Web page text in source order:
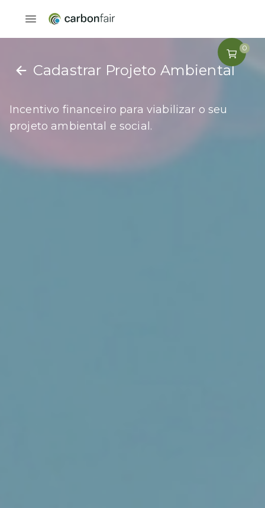
0
Cadastrar Projeto Ambiental
Incentivo financeiro para viabilizar o seu
projeto ambiental e social.